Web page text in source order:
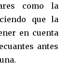
como la
que la
en cuenta
antes